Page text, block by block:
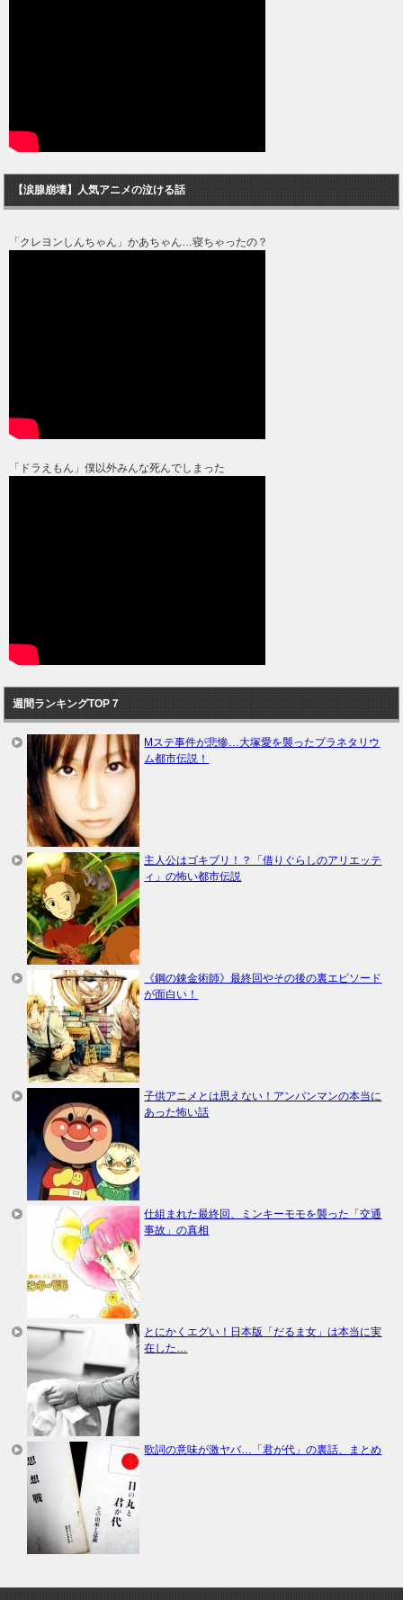
【涙腺崩壊】人気アニメの泣ける話
「クレヨンしんちゃん」かあちゃん…寝ちゃったの？
「ドラえもん」僕以外みんな死んでしまった
週間ランキングTOP７
Mステ事件が悲惨…大塚愛を襲ったプラネタリウ
ム都市伝説！
主人公はゴキブリ！？「借りぐらしのアリエッテ
ィ」の怖い都市伝説
《鋼の錬金術師》最終回やその後の裏エピソード
が面白い！
子供アニメとは思えない！アンパンマンの本当に
あった怖い話
仕組まれた最終回、ミンキーモモを襲った「交通
事故」の真相
とにかくエグい！日本版「だるま女」は本当に実
在した…
歌詞の意味が激ヤバ…「君が代」の裏話、まとめ